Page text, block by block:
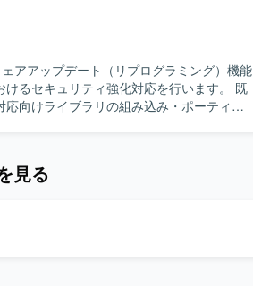
ができます。NonOS環境での組み込み開
対応など車載セキュリティ分野の知見を
いたアジャイル開発プロセスのもとで開発
るセキュリティ強化対応を行います。 既
向けライブラリの組み込み・ポーティン
た見る